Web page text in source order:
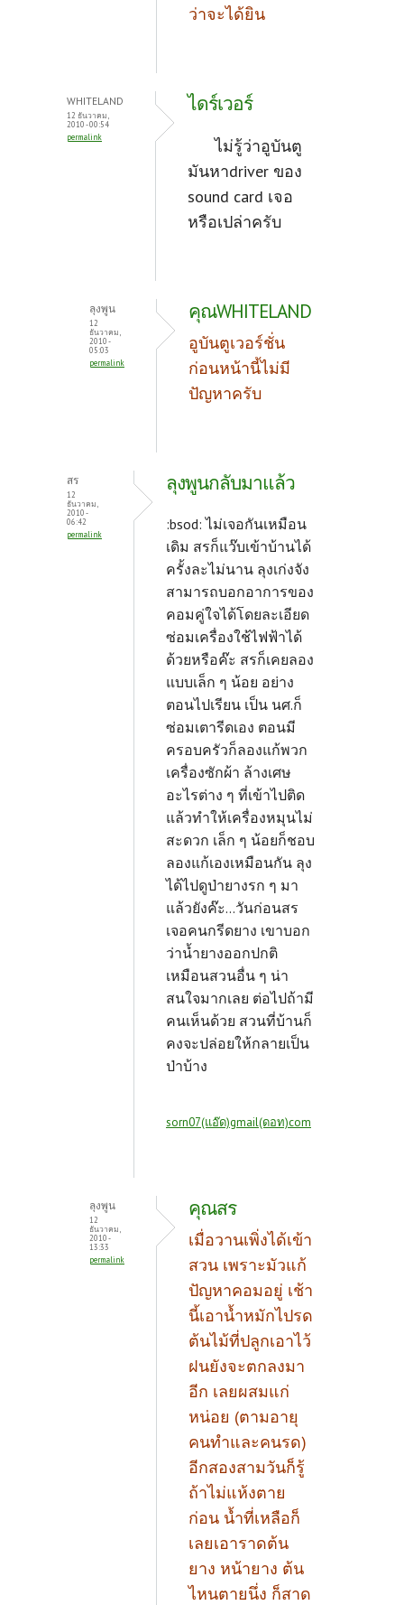
ว่าจะได้ยิน
WHITELAND
12 ธันวาคม,
2010 - 00:54
permalink
ไดร์เวอร์
ไม่รู้ว่าอูบันตู
มันหาdriver ของ
sound card เจอ
หรือเปล่าครับ
ลุงพูน
12
ธันวาคม,
2010 -
05:03
permalink
คุณWHITELAND
อูบันตูเวอร์ชั่น
ก่อนหน้านี้ไม่มี
ปัญหาครับ
สร
12
ธันวาคม,
2010 -
06:42
permalink
ลุงพูนกลับมาแล้ว
:bsod: ไม่เจอกันเหมือน
เดิม สรก็แว๊บเข้าบ้านได้
ครั้งละไม่นาน ลุงเก่งจัง
สามารถบอกอาการของ
คอมคู่ใจได้โดยละเอียด
ซ่อมเครื่องใช้ไฟฟ้าได้
ด้วยหรือค๊ะ สรก็เคยลอง
แบบเล็ก ๆ น้อย อย่าง
ตอนไปเรียน เป็น นศ.ก็
ซ่อมเตารีดเอง ตอนมี
ครอบครัวก็ลองแก้พวก
เครื่องซักผ้า ล้างเศษ
อะไรต่าง ๆ ที่เข้าไปติด
แล้วทำให้เครื่องหมุนไม่
สะดวก เล็ก ๆ น้อยก็ชอบ
ลองแก้เองเหมือนกัน ลุง
ได้ไปดูป่ายางรก ๆ มา
แล้วยังค๊ะ...วันก่อนสร
เจอคนกรีดยาง เขาบอก
ว่าน้ำยางออกปกติ
เหมือนสวนอื่น ๆ น่า
สนใจมากเลย ต่อไปถ้ามี
คนเห็นด้วย สวนที่บ้านก็
คงจะปล่อยให้กลายเป็น
ป่าบ้าง
sorn07(แอ๊ด)gmail(ดอท)com
ลุงพูน
12
ธันวาคม,
2010 -
13:33
permalink
คุณสร
เมื่อวานเพิ่งได้เข้า
สวน เพราะมัวแก้
ปัญหาคอมอยู่ เช้า
นี้เอาน้ำหมักไปรด
ต้นไม้ที่ปลูกเอาไว้
ฝนยังจะตกลงมา
อีก เลยผสมแก่
หน่อย (ตามอายุ
คนทำและคนรด)
อีกสองสามวันก็รู้
ถ้าไม่แห้งตาย
ก่อน น้ำที่เหลือก็
เลยเอาราดต้น
ยาง หน้ายาง ต้น
ไหนตายนึ่ง ก็สาด